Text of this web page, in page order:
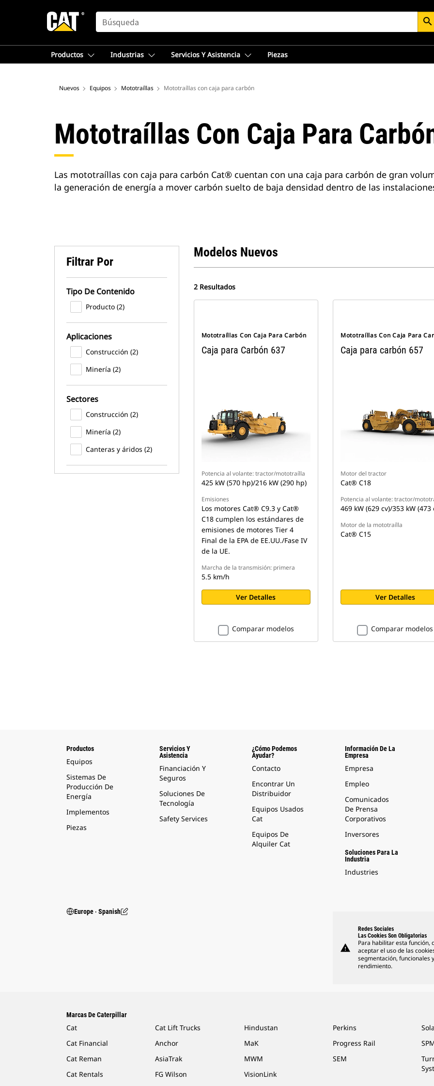
SEARCH search
Productos Industrias Servicios Y Asistencia Piezas
Nuevos Equipos Mototraíllas Mototraíllas con caja para carbón
Mototraíllas Con Caja Para
Las mototraíllas con caja para carbón Cat® cuentan con una caja para carbón de gran
la generación de energía a mover carbón suelto de baja densidad dentro de las
Filtrar Por
Tipo De Contenido
Producto (2)
Aplicaciones
Construcción (2)
Minería (2)
Sectores
Construcción (2)
Minería (2)
Canteras y áridos (2)
Modelos Nuevos
2 Resultados
Mototraíllas Con Caja Para Carbón
Caja para Carbón 637
Potencia al volante: tractor/mototraílla
425 kW (570 hp)/216 kW (290 hp)
Emisiones
Los motores Cat® C9.3 y Cat®
C18 cumplen los estándares de
emisiones de motores Tier 4
Final de la EPA de EE.UU./Fase IV
de la UE.
Marcha de la transmisión: primera
5.5 km/h
Ver Detalles
Comparar modelos
Mototraíllas Con Caja Para
Caja para carbón 657
Motor del tractor
Cat® C18
Potencia al volante: tractor/
469 kW (629 cv)/353 kW (473
Motor de la mototraílla
Cat® C15
Ver Detalles
Comparar modelos
Productos
Equipos
Sistemas De
Producción De
Energía
Implementos
Piezas
Servicios Y
Asistencia
Financiación Y
Seguros
Soluciones De
Tecnología
Safety Services
¿Cómo Podemos
Ayudar?
Contacto
Encontrar Un
Distribuidor
Equipos Usados
Cat
Equipos De
Alquiler Cat
Información De La
Empresa
Empresa
Empleo
Comunicados
De Prensa
Corporativos
Inversores
Soluciones Para La
Industria
Industries
Europe ‧ Spanish
warning
Redes Sociales
Las Cookies Son Obligatorias
Para habilitar esta función,
aceptar el uso de las
segmentación, funcionales
rendimiento.
Marcas De Caterpillar
Cat
Cat Financial
Cat Reman
Cat Rentals
Cat Lift Trucks
Anchor
AsiaTrak
FG Wilson
Hindustan
MaK
MWM
VisionLink
Perkins
Progress Rail
SEM